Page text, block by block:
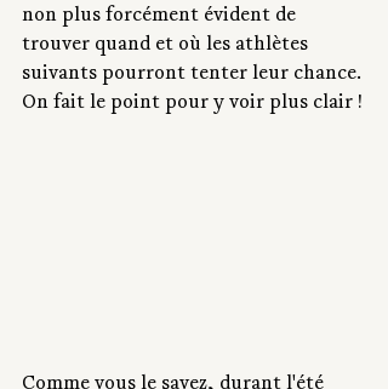
non plus forcément évident de
trouver quand et où les athlètes
suivants pourront tenter leur chance.
On fait le point pour y voir plus clair !